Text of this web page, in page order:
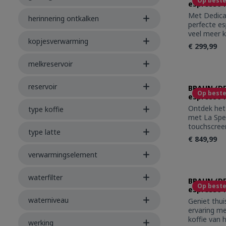
herinnering ontkalken
kopjesverwarming
melkreservoir
reservoir
type koffie
type latte
verwarmingselement
waterfilter
waterniveau
werking
espresso
Met
perfecte
veel meer
van
exclusieve
keuken
prestaties
slechts 15
een druk
intensere
met hoge
moderne
metalen
€ 299,99
Op
BRAUN
espresso
Ontdek
met La
eenvoudig
het maken
met Bean
om
perfecte
€ 849,99
Op
BRAUN
espresso
Geniet
ervaring
koffie van